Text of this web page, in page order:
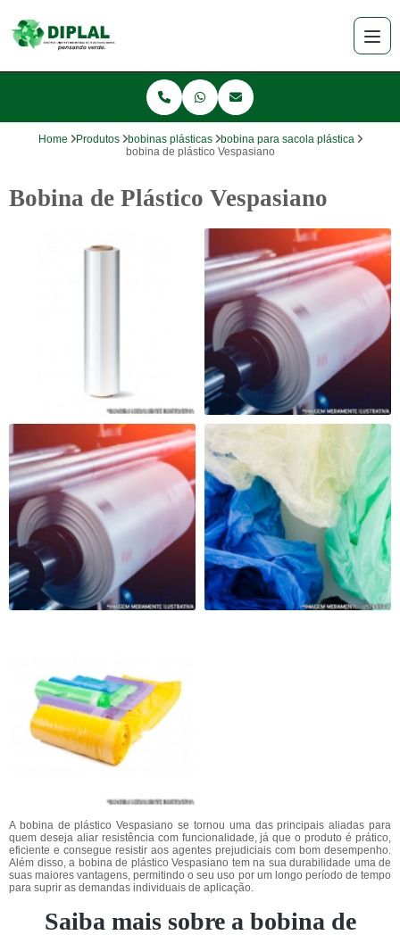
Home Produtos bobinas plásticas
bobina para sacola plástica
bobina de plástico Vespasiano
Bobina de Plástico Vespasiano
A bobina de plástico Vespasiano se tornou uma das principais aliadas para
quem deseja aliar resistência com funcionalidade, já que o produto é prático,
eficiente e consegue resistir aos agentes prejudiciais com bom desempenho.
Além disso, a bobina de plástico Vespasiano tem na sua durabilidade uma de
suas maiores vantagens, permitindo o seu uso por um longo período de tempo
para suprir as demandas individuais de aplicação.
Saiba mais sobre a bobina de